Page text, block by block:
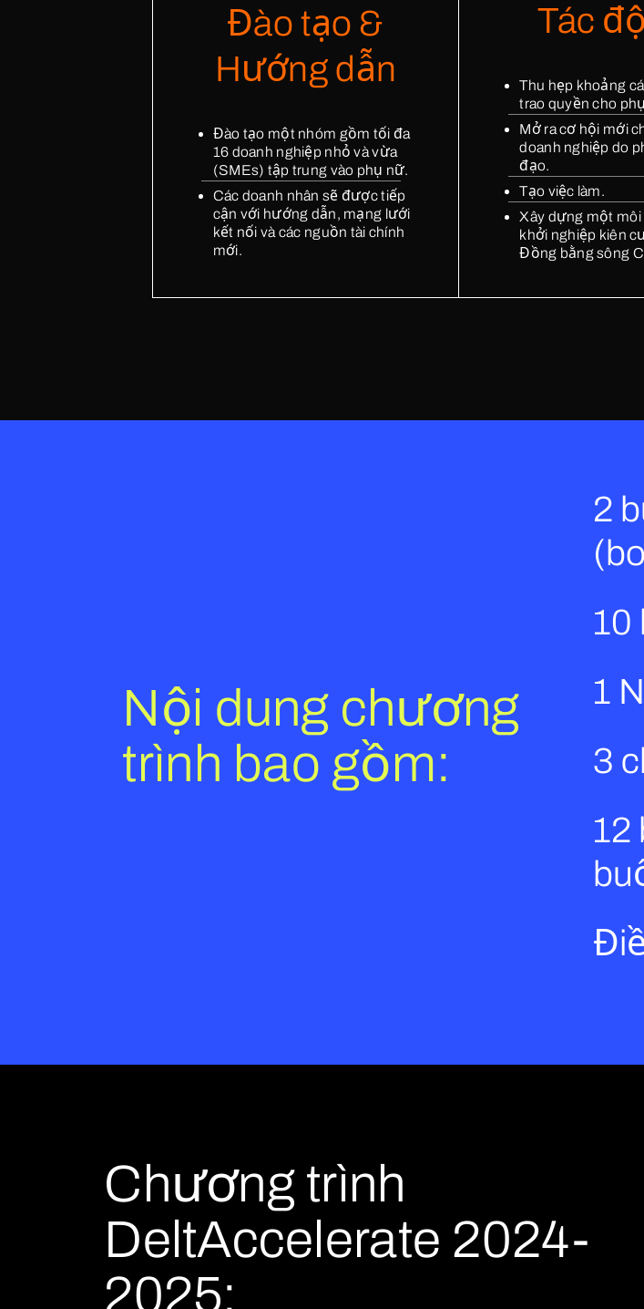
Philippines
Uganda
USA- New York
Programs we run with our partners
Australia - Energy Lab
Pakistan - Renewables First
Đào tạo &
Hướng dẫn
Đào tạo một nhóm gồm tối đa
16 doanh nghiệp nhỏ và vừa
(SMEs) tập trung vào phụ nữ.
Các doanh nhân sẽ được tiếp
cận với hướng dẫn, mạng lưới
kết nối và các nguồn tài chính
mới.
Tác
Thu hẹp khoảng
trao quyền cho
Mở ra cơ hội mới
doanh nghiệp do
đạo.
Tạo việc làm.
Xây dựng một
khởi nghiệp kiên
Đồng bằng sông
Nội dung chương
trình bao gồm:
2
10
1
3
12
Chương trình
DeltAccelerate 2024-
2025: